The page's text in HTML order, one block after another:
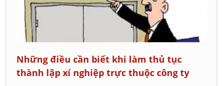
Những điều cần biết khi làm thủ tục
thành lập xí nghiệp trực thuộc công ty